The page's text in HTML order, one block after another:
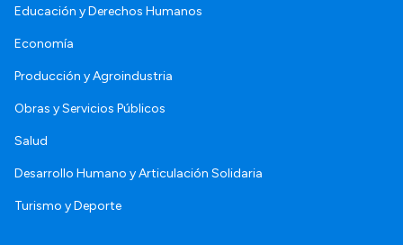
Educación y Derechos Humanos
Economía
Producción y Agroindustria
Obras y Servicios Públicos
Salud
Desarrollo Humano y Articulación Solidaria
Turismo y Deporte